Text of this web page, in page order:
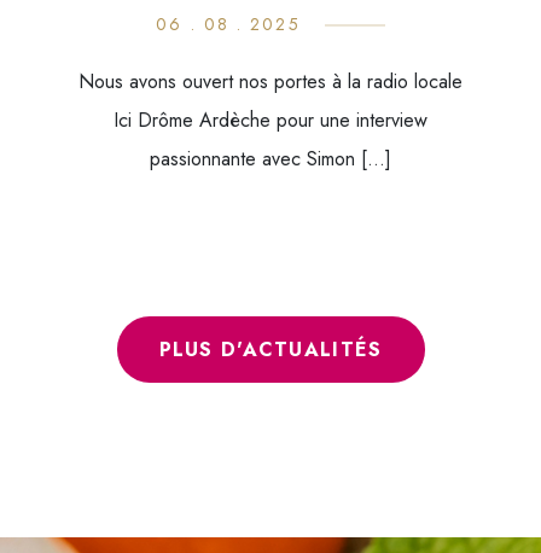
06 . 08 . 2025
Nous avons ouvert nos portes à la radio locale
Ici Drôme Ardèche pour une interview
passionnante avec Simon […]
PLUS D'ACTUALITÉS